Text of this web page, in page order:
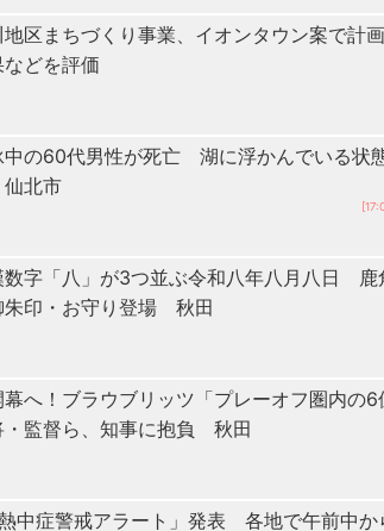
区まちづくり事業、イオンタウン案で計
どを評価
中の60代男性が死亡 湖に浮かんでいる状
北市
数字「八」が3つ並ぶ令和八年八月八日 鹿
朱印・お守り登場 秋田
へ！ブラウブリッツ「プレーオフ圏内の6
監督ら、知事に抱負 秋田
中症警戒アラート」発表 各地で午前中か